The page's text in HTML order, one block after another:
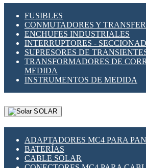
FUSIBLES
CONMUTADORES Y
ENCHUFES INDUSTRIALES
INTERRUPTORES -
SUPRESORES DE
TRANSFORMADORES DE
MEDIDA
INSTRUMENTOS DE MEDIDA
SOLAR
ADAPTADORES MC4 PARA
BATERÍAS
CABLE SOLAR